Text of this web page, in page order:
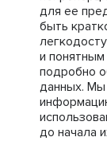
для ее
быть
и
подробно
данных.
до начала